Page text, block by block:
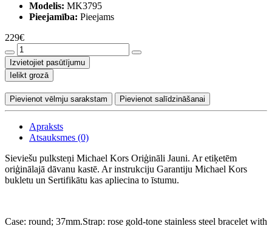
Modelis: MK3795
Pieejamība: Pieejams
229€
Izvietojiet pasūtījumu
Ielikt grozā
Pievienot vēlmju sarakstam Pievienot salīdzināšanai
Apraksts
Atsauksmes (0)
Sieviešu pulksteņi Michael Kors Oriģināli Jauni. Ar etiķetēm
oriģinālajā dāvanu kastē. Ar instrukciju Garantiju Michael Kors
bukletu un Sertifikātu kas apliecina to īstumu.
Case: round; 37mm.Strap: rose gold-tone stainless steel bracelet with